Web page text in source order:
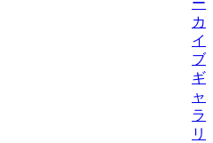
ー
カ
イ
ブ
ギ
ャ
ラ
リ